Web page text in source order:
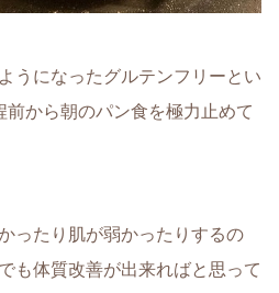
うになったグルテンフリーとい
前から朝のパン食を極力止めて
ったり肌が弱かったりするの
も体質改善が出来ればと思って